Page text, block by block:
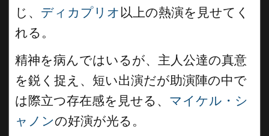
じ、 ディカプリオ 以上の熱演を見せてく
れる。
精神を病んではいるが、主人公達の真意
を鋭く捉え、短い出演だが助演陣の中で
は際立つ存在感を見せる、 マイケル・シ
ャノンの好演が光る。